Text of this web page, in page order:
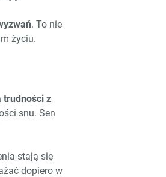
. To nie
życiu.
trudności z
snu. Sen
stają się
dopiero w